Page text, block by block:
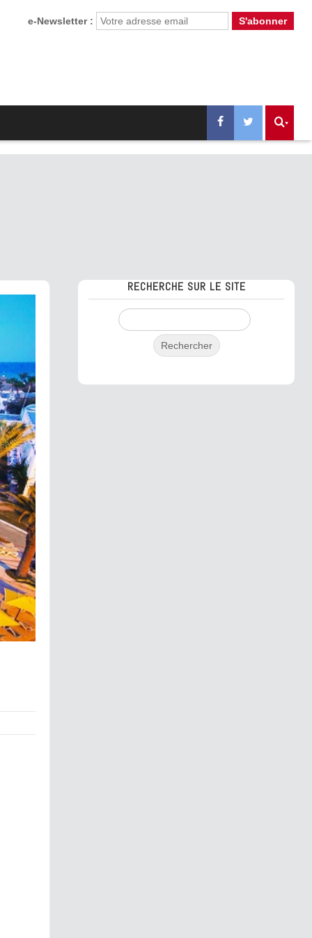
e-Newsletter :
RECHERCHE SUR LE SITE